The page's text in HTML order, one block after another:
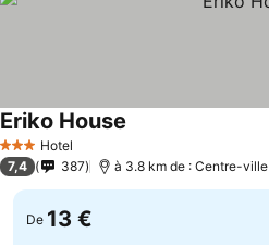
3 ÉtoilesHotel
Eriko House
7,4 387 à 3.8 km de : Centre-ville
De 13 €